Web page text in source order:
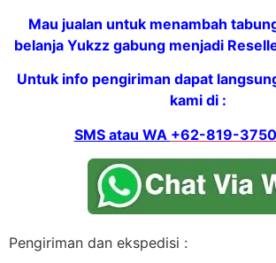
Mau jualan untuk menambah
belanja Yukzz gabung menjadi
Untuk info pengiriman dapat
kami di :
SMS atau WA +62-819-
Pengiriman dan ekspedisi :